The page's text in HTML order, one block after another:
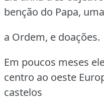
benção do Papa,
a Ordem, e doações.
Em poucos meses
centro ao oeste
castelos